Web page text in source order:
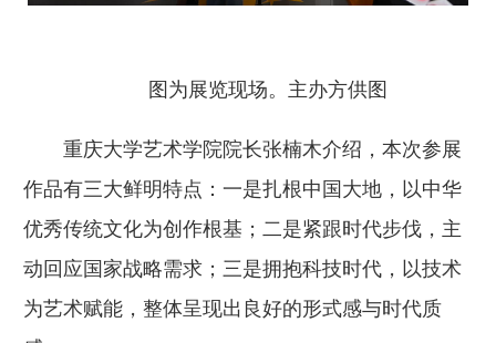
图为展览现场。主办方供图
重庆大学艺术学院院长张楠木介绍，本次参展
作品有三大鲜明特点：一是扎根中国大地，以中华
优秀传统文化为创作根基；二是紧跟时代步伐，主
动回应国家战略需求；三是拥抱科技时代，以技术
为艺术赋能，整体呈现出良好的形式感与时代质